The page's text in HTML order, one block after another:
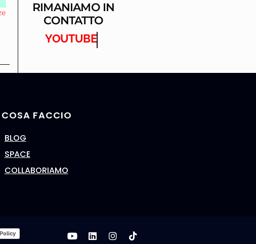
RIMANIAMO IN
CONTATTO
YOUTUBE
COSA FACCIO
BLOG
SPACE
COLLABORIAMO